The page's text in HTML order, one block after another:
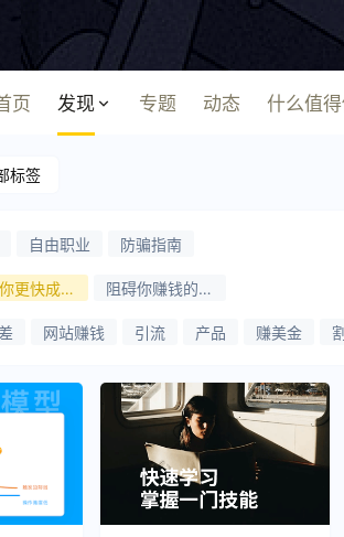
页 发现 专题 动态 什么值
标签
自由职业 防骗指南
更快成功
阻碍你赚钱的问
网站赚钱 引流 产品 赚美金